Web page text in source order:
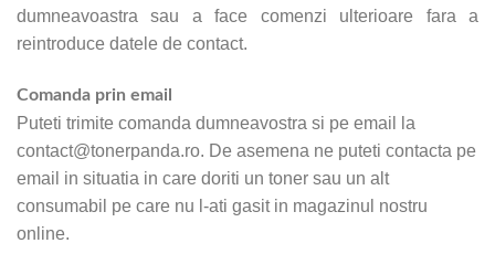
dumneavoastra sau a face comenzi ulterioare fara a
reintroduce datele de contact.
Comanda prin email
Puteti trimite comanda dumneavostra si pe email la
contact@tonerpanda.ro. De asemena ne puteti contacta pe
email in situatia in care doriti un toner sau un alt
consumabil pe care nu l-ati gasit in magazinul nostru
online.